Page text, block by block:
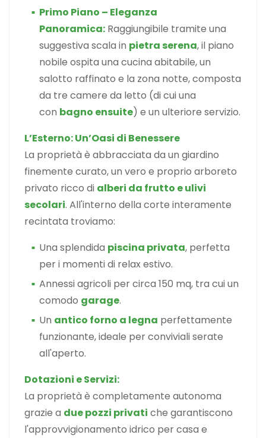
Primo Piano – Eleganza
Panoramica: Raggiungibile tramite una
suggestiva scala in pietra serena, il piano
nobile ospita una cucina abitabile, un
salotto raffinato e la zona notte, composta
da tre camere da letto (di cui una
con bagno ensuite) e un ulteriore servizio.
L’Esterno: Un’Oasi di Benessere
La proprietà è abbracciata da un giardino
finemente curato, un vero e proprio arboreto
privato ricco di alberi da frutto e ulivi
secolari. All'interno della corte interamente
recintata troviamo:
Una splendida piscina privata, perfetta
per i momenti di relax estivo.
Annessi agricoli per circa 150 mq, tra cui un
comodo garage.
Un antico forno a legna perfettamente
funzionante, ideale per conviviali serate
all'aperto.
Dotazioni e Servizi:
La proprietà è completamente autonoma
grazie a due pozzi privati che garantiscono
l'approvvigionamento idrico per casa e